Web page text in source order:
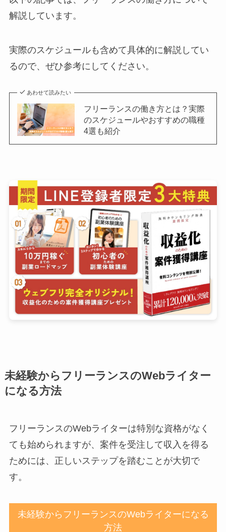
解説しています。
実際のスケジュールも含めて具体的に解説してい
るので、ぜひ参考にしてください。
あわせて読みたい
フリーランスの働き方とは？実際
のスケジュールやおすすめの職種
4選も紹介
未経験からフリーランスのWebライター
になる方法
フリーランスのWebライターは特別な資格がなく
ても始められますが、案件を受注して収入を得る
ためには、正しいステップを踏むことが大切で
す。
未経験からフリーランスのWebライターになる
方法